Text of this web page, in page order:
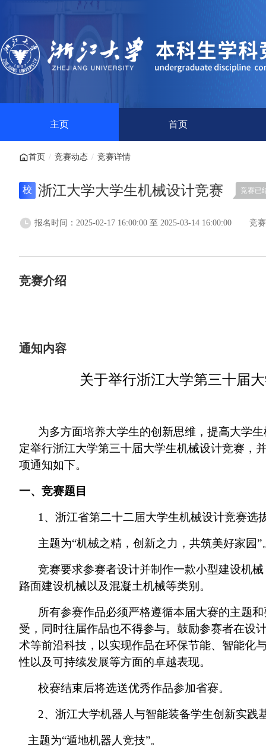
主页 首页
首页 / 竞赛动态 / 竞赛详情
校 浙江大学大学生机械设计竞赛 竞赛已
报名时间：2025-02-17 16:00:00 至 2025-03-14 16:00:00 竞
竞赛介绍
通知内容
关于举行浙江大学第三十届
为多方面培养大学生的创新思维，提高大学
定举行浙江大学第三十届大学生机械设计竞赛，
项通知如下。
一、竞赛题目
1、浙江省第二十二届大学生机械设计竞赛选
主题为“机械之精，创新之力，共筑美好家园”
竞赛要求参赛者设计并制作一款小型建设机
路面建设机械以及混凝土机械等类别。
所有参赛作品必须严格遵循本届大赛的主题
受，同时往届作品也不得参与。鼓励参赛者在设
术等前沿科技，以实现作品在环保节能、智能化
性以及可持续发展等方面的卓越表现。
校赛结束后将选送优秀作品参加省赛。
2、浙江大学机器人与智能装备学生创新实践
主题为“遁地机器人竞技”。